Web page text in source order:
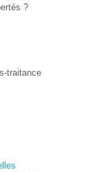
?
traitance